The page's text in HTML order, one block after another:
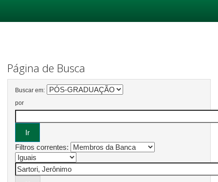
Página de Busca
Buscar em:
por
Filtros correntes: